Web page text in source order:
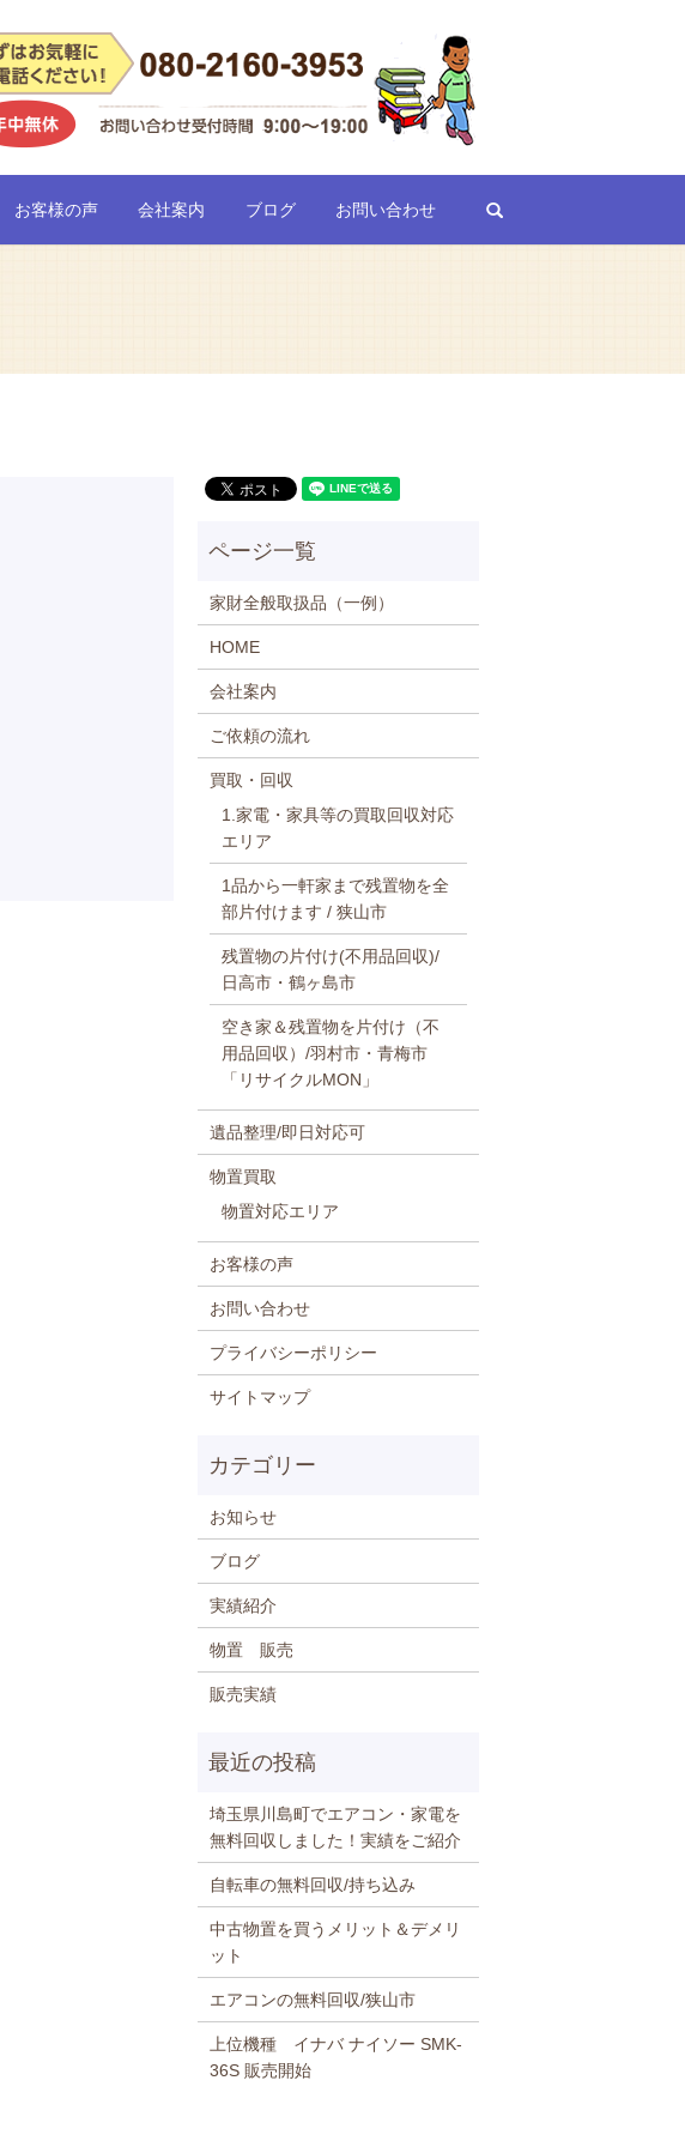
お客様の声 会社案内 ブログ お問い合わせ
家財全般取扱品（一例）
HOME
会社案内
ご依頼の流れ
買取・回収
1.家電・家具等の買取回収対応
エリア
1品から一軒家まで残置物を全
部片付けます / 狭山市
残置物の片付け(不用品回収)/
日高市・鶴ヶ島市
空き家＆残置物を片付け（不
用品回収）/羽村市・青梅市
「リサイクルMON」
遺品整理/即日対応可
物置買取
物置対応エリア
お客様の声
お問い合わせ
プライバシーポリシー
サイトマップ
お知らせ
ブログ
実績紹介
物置 販売
販売実績
埼玉県川島町でエアコン・家電を
無料回収しました！実績をご紹介
自転車の無料回収/持ち込み
中古物置を買うメリット＆デメリ
ット
エアコンの無料回収/狭山市
上位機種 イナバ ナイソー SMK-
36S 販売開始